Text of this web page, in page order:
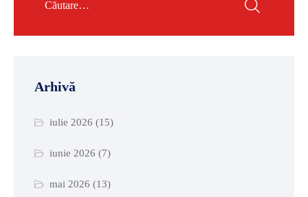
Arhivă
iulie 2026 (15)
iunie 2026 (7)
mai 2026 (13)